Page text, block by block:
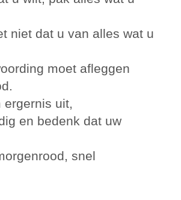
niet dat u van alles wat u
moet afleggen
ergernis uit,
en bedenk dat uw
snel